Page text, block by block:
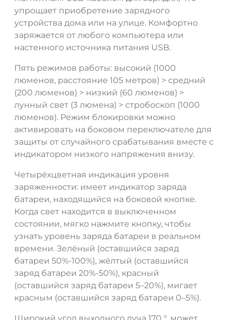
упрощает приобретение зарядного
устройства дома или на улице. Комфортно
заряжается от любого компьютера или
настенного источника питания USB.
Пять режимов работы: высокий (1000
люменов, расстояние 105 метров) > средний
(200 люменов) > низкий (60 люменов) >
лунный свет (3 люмена) > стробоскоп (1000
люменов). Режим блокировки можно
активировать на боковом переключателе для
защиты от случайного срабатывания вместе с
индикатором низкого напряжения внизу.
Четырёхцветная индикация уровня
заряженности: имеет индикатор заряда
батареи, находящийся на боковой кнопке.
Когда свет находится в выключенном
состоянии, мягко нажмите кнопку, чтобы
узнать уровень заряда батареи в реальном
времени. Зелёный (оставшийся заряд
батареи 50%-100%), жёлтый (оставшийся
заряд батареи 20%-50%), красный
(оставшийся заряд батареи 5–20%), мигает
красным (оставшийся заряд батареи 0–5%).
ДА НЕТ